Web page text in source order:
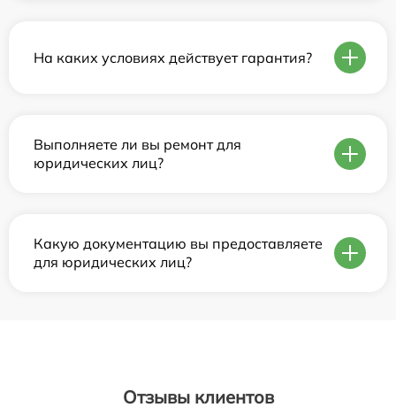
На каких условиях действует гарантия?
Выполняете ли вы ремонт для
юридических лиц?
Какую документацию вы предоставляете
для юридических лиц?
Отзывы клиентов